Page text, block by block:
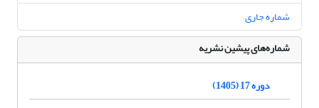
شماره جاری
شماره‌های پیشین نشریه
دوره 17 (1405)